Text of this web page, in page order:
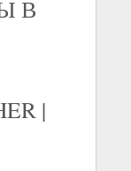
В
|